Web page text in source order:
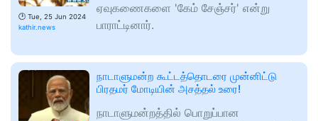
🕑 Tue, 25 Jun 2024
kathir.news
ஏவுகணைகளை 'கேம் சேஞ்சர்' என்று
பாராட்டினார்.
நாடாளுமன்ற கூட்டத்தொடரை முன்னிட்டு
பிரதமர் மோடியின் அசத்தல் உரை!
நாடாளுமன்றத்தில் பொறுப்பான